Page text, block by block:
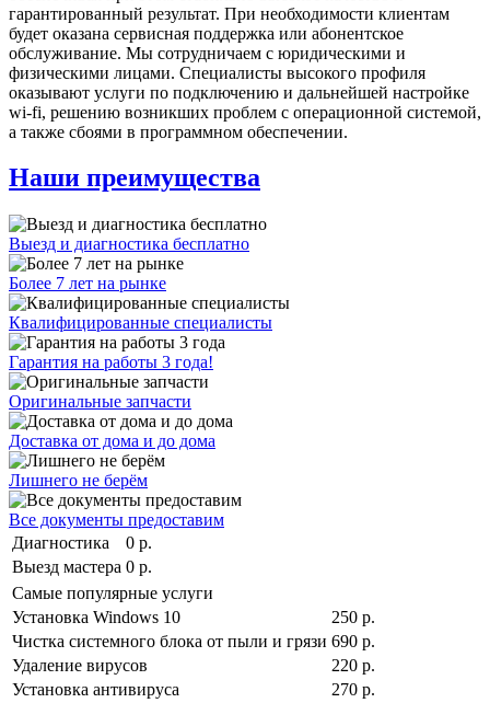
гарантированный результат. При необходимости клиентам
будет оказана сервисная поддержка или абонентское
обслуживание. Мы сотрудничаем с юридическими и
физическими лицами. Специалисты высокого профиля
оказывают услуги по подключению и дальнейшей настройке
wi-fi, решению возникших проблем с операционной системой,
а также сбоями в программном обеспечении.
Наши преимущества
Выезд и диагностика бесплатно
Более 7 лет на рынке
Квалифицированные специалисты
Гарантия на работы 3 года!
Оригинальные запчасти
Доставка от дома и до дома
Лишнего не берём
Все документы предоставим
Диагностика
0 р.
Выезд мастера 0 р.
Самые популярные услуги
Установка Windows 10
250 р.
Чистка системного блока от пыли и грязи 690 р.
Удаление вирусов
220 р.
Установка антивируса
270 р.